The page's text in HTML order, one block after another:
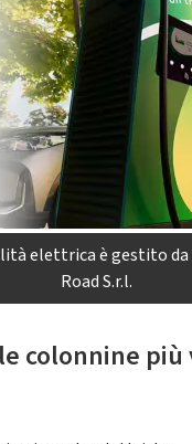
elettrica è gestito da
Road S.r.l.
colonnine più